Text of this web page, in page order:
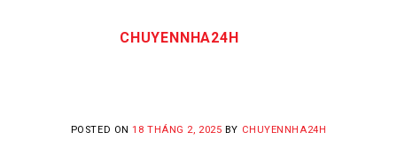
CHUYENNHA24H
POSTED ON18 THÁNG 2, 2025 BY CHUYENNHA24H